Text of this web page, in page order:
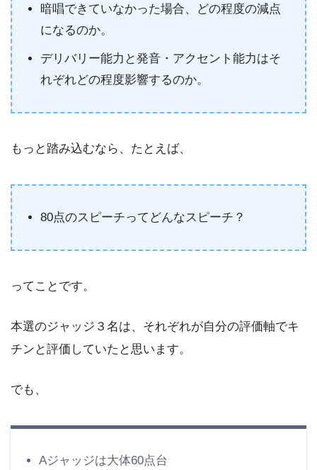
暗唱できていなかった場合、どの程度の減点
になるのか。
デリバリー能力と発音・アクセント能力はそ
れぞれどの程度影響するのか。
もっと踏み込むなら、たとえば、
80点のスピーチってどんなスピーチ？
ってことです。
本選のジャッジ３名は、それぞれが自分の評価軸でキ
チンと評価していたと思います。
でも、
Aジャッジは大体60点台